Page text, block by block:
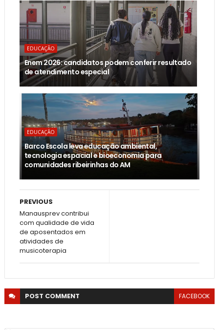
EDUCAÇÃO
Enem 2026: candidatos podem conferir resultado
de atendimento especial
EDUCAÇÃO
Barco Escola leva educação ambiental,
tecnologia espacial e bioeconomia para
comunidades ribeirinhas do AM
PREVIOUS
Manausprev contribui
com qualidade de vida
de aposentados em
atividades de
musicoterapia
POST COMMENT FACEBOOK